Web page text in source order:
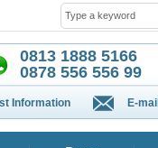
0813 1888 5166
0878 556 556 99
Information E-mail